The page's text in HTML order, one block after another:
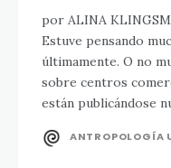
por ALINA
Estuve pensando
últimamente. O no
sobre centros
están publicándose
ANTROPOLOGÍA